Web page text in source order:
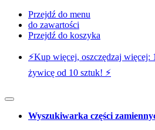
Przejdź do menu
do zawartości
Przejdź do koszyka
⚡️Kup więcej, oszczędzaj więcej:
żywicę od 10 sztuk! ⚡️
Wyszukiwarka części